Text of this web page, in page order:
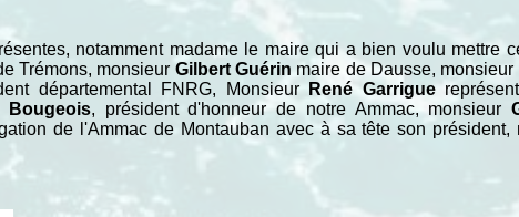
notamment madame le maire qui a bien voulu mettre
Trémons, monsieur Gilbert Guérin maire de Dausse, monsieur
départemental FNRG, Monsieur
René Garrigue
Bougeois, président d'honneur de notre Ammac, monsieur
de l'Ammac de Montauban avec à sa tête son président,